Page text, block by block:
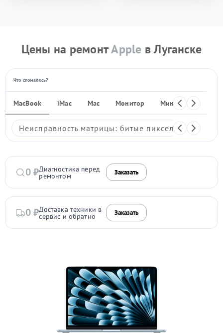
Цены на ремонтApple в Луганске
Что сломалось?
MacBook iMac Mac Монитор Мини ПК
Неисправность матрицы: битые пиксели,
0 ₽Диагностика перед
ремонтом Заказать
0 ₽Доставка техники в
сервис и обратно Заказать